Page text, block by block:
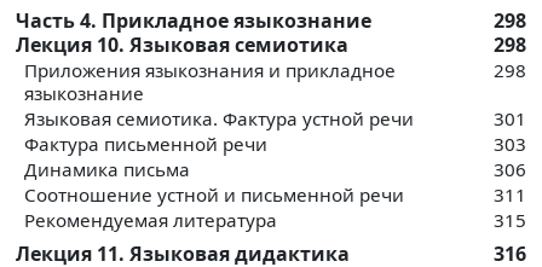
Часть 4. Прикладное языкознание
298
Лекция 10. Языковая семиотика
298
Приложения языкознания и прикладное
языкознание
298
Языковая семиотика. Фактура устной речи
301
Фактура письменной речи
303
Динамика письма
306
Соотношение устной и письменной речи
311
Рекомендуемая литература
315
Лекция 11. Языковая дидактика 316